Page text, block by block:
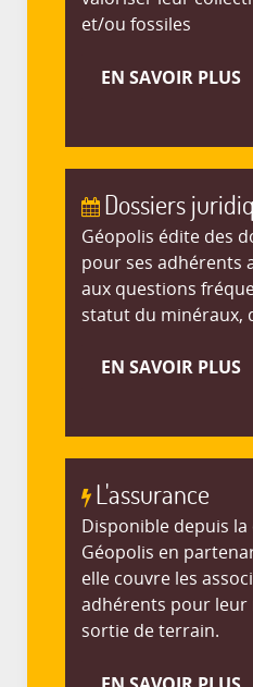
et/ou fossiles
EN SAVOIR PLUS
Dossiers
Géopolis édite des
pour ses adhérents
aux questions
statut du minéraux,
EN SAVOIR PLUS
L'assurance
Disponible depuis
Géopolis en
elle couvre les
adhérents pour leur
sortie de terrain.